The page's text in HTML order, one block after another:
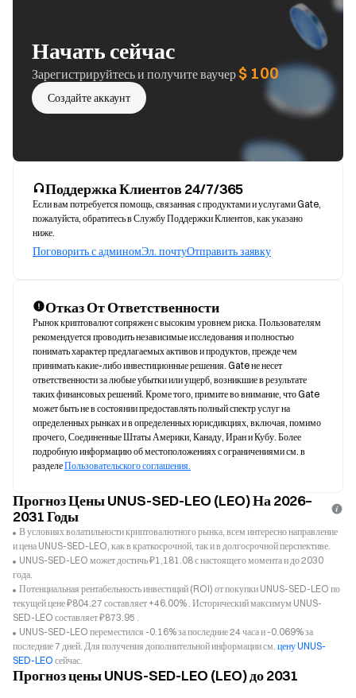
Начать сейчас
Зарегистрируйтесь и получите ваучер$ 100
Создайте аккаунт
Поддержка Клиентов 24/7/365
Если вам потребуется помощь, связанная с продуктами и услугами Gate,
пожалуйста, обратитесь в Службу Поддержки Клиентов, как указано
ниже.
Поговорить с админомЭл. почтуОтправить заявку
Отказ От Ответственности
Рынок криптовалют сопряжен с высоким уровнем риска. Пользователям
рекомендуется проводить независимые исследования и полностью
понимать характер предлагаемых активов и продуктов, прежде чем
принимать какие-либо инвестиционные решения. Gate не несет
ответственности за любые убытки или ущерб, возникшие в результате
таких финансовых решений. Кроме того, примите во внимание, что Gate
может быть не в состоянии предоставлять полный спектр услуг на
определенных рынках и в определенных юрисдикциях, включая, помимо
прочего, Соединенные Штаты Америки, Канаду, Иран и Кубу. Более
подробную информацию об местоположениях с ограничениями см. в
разделе Пользовательского соглашения.
Прогноз Цены UNUS-SED-LEO (LEO) На 2026–
2031 Годы
В условиях волатильности криптовалютного рынка, всем интересно направление
и цена UNUS-SED-LEO, как в краткосрочной, так и в долгосрочной перспективе.
UNUS-SED-LEO может достичь ₽1,181.08 с настоящего момента и до 2030
года.
Потенциальная рентабельность инвестиций (ROI) от покупки UNUS-SED-LEO по
текущей цене ₽804.27 составляет +46.00% . Исторический максимум UNUS-
SED-LEO составляет ₽873.95 .
UNUS-SED-LEO переместился -0.16% за последние 24 часа и -0.069% за
последние 7 дней. Для получения дополнительной информации см. цену UNUS-
SED-LEO сейчас.
Прогноз цены UNUS-SED-LEO (LEO) до 2031